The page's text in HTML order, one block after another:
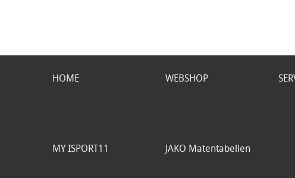
HOME WEBSHOP
MY ISPORT11 JAKO Matentabellen